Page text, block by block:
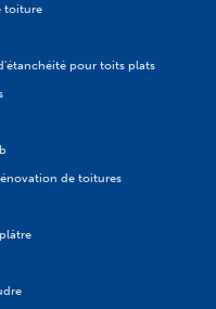
toiture
pour toits plats
de toitures